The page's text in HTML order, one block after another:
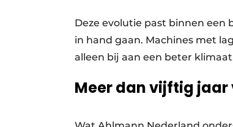
Deze evolutie past binnen
in hand gaan. Machines met
alleen bij aan een beter
Meer dan vijftig